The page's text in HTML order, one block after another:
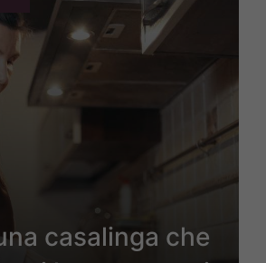
casalinga che